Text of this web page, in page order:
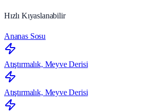
Hızlı Kıyaslanabilir
Ananas Sosu
Atıştırmalık, Meyve Derisi
Atıştırmalık, Meyve Derisi